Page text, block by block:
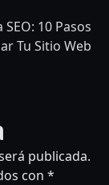
SEO: 10 Pasos
Tu Sitio Web
publicada.
con *